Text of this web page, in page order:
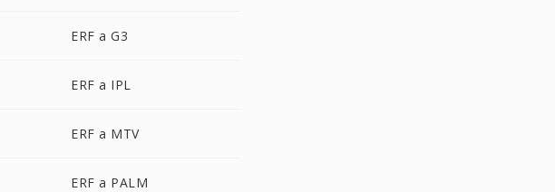
ERF a G3
ERF a IPL
ERF a MTV
ERF a PALM